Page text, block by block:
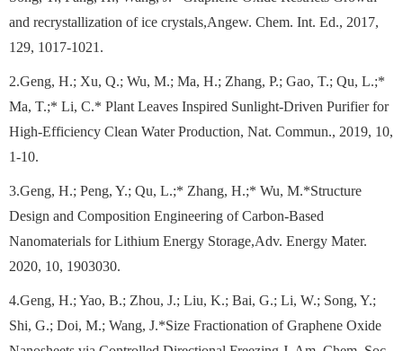
and recrystallization of ice crystals,Angew. Chem. Int. Ed., 2017,
129, 1017-1021.
2.Geng, H.; Xu, Q.; Wu, M.; Ma, H.; Zhang, P.; Gao, T.; Qu, L.;*
Ma, T.;* Li, C.* Plant Leaves Inspired Sunlight-Driven Purifier for
High-Efficiency Clean Water Production, Nat. Commun., 2019, 10,
1-10.
3.Geng, H.; Peng, Y.; Qu, L.;* Zhang, H.;* Wu, M.*Structure
Design and Composition Engineering of Carbon‐Based
Nanomaterials for Lithium Energy Storage,Adv. Energy Mater.
2020, 10, 1903030.
4.Geng, H.; Yao, B.; Zhou, J.; Liu, K.; Bai, G.; Li, W.; Song, Y.;
Shi, G.; Doi, M.; Wang, J.*Size Fractionation of Graphene Oxide